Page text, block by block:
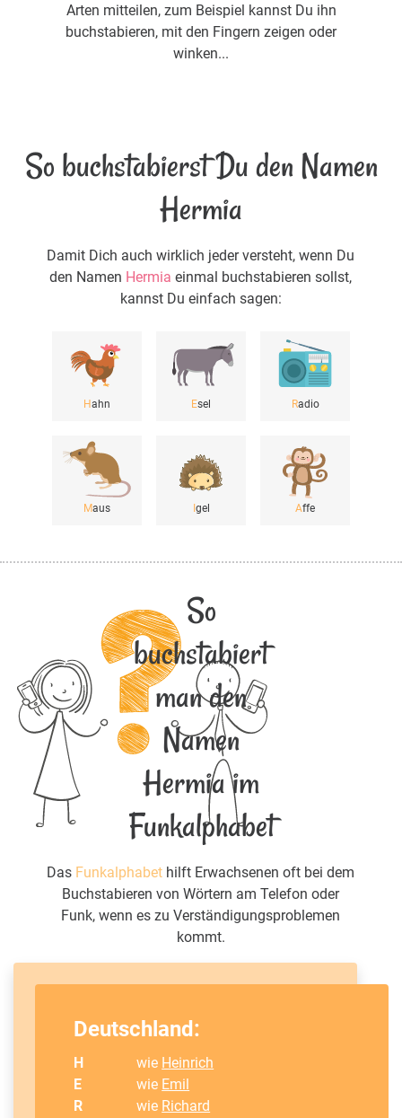
Arten mitteilen, zum Beispiel kannst Du ihn
buchstabieren, mit den Fingern zeigen oder
winken...
So buchstabierst Du den Namen
Hermia
Damit Dich auch wirklich jeder versteht, wenn Du
den Namen Hermia einmal buchstabieren sollst,
kannst Du einfach sagen:
Hahn Esel Radio
Maus gel Affe
So
buchstabiert
man den
Namen
Hermia im
Funkalphabet
Das Funkalphabet hilft Erwachsenen oft bei dem
Buchstabieren von Wörtern am Telefon oder
Funk, wenn es zu Verständigungsproblemen
kommt.
Deutschland:
H wie Heinrich
E
wie Emil
R
wie Richard